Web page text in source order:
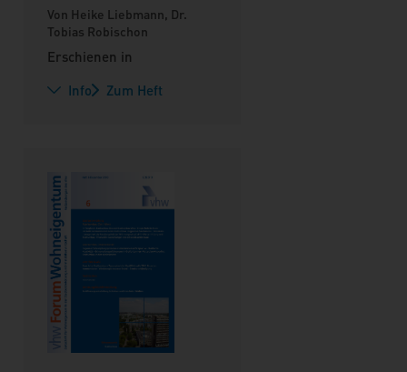
Von Heike Liebmann, Dr.
Tobias Robischon
Erschienen in
Info
Zum Heft